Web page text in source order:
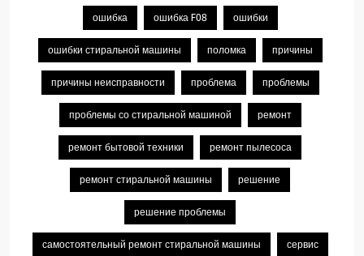
ошибка ошибка F08 ошибки
ошибки стиральной машины поломка причины
причины неисправности проблема проблемы
проблемы со стиральной машиной ремонт
ремонт бытовой техники ремонт пылесоса
ремонт стиральной машины решение
решение проблемы
самостоятельный ремонт стиральной машины сервис